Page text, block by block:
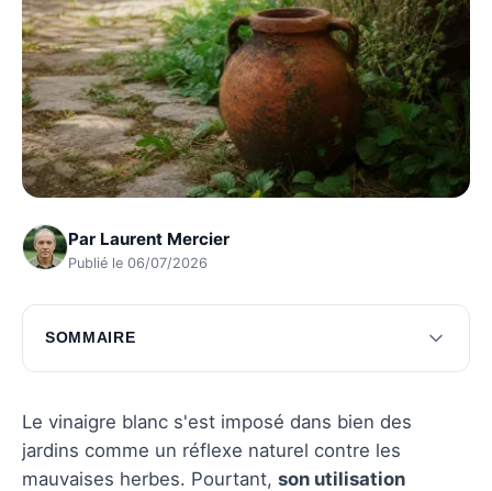
Par Laurent Mercier
Publié le 06/07/2026
SOMMAIRE
Pourquoi le vinaigre blanc est-il interdit
Conséquences de l'utilisation illégale du
vinaigre blanc
Le vinaigre blanc s'est imposé dans bien des
jardins comme un réflexe naturel contre les
mauvaises herbes. Pourtant, son utilisation